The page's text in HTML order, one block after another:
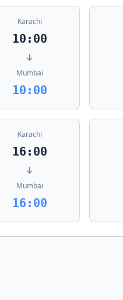
Karachi
10:00
↓
Mumbai
10:00
Karachi
16:00
↓
Mumbai
16:00